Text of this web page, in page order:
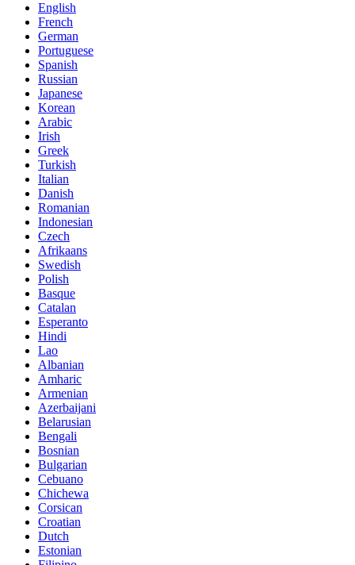
English
French
German
Portuguese
Spanish
Russian
Japanese
Korean
Arabic
Irish
Greek
Turkish
Italian
Danish
Romanian
Indonesian
Czech
Afrikaans
Swedish
Polish
Basque
Catalan
Esperanto
Hindi
Lao
Albanian
Amharic
Armenian
Azerbaijani
Belarusian
Bengali
Bosnian
Bulgarian
Cebuano
Chichewa
Corsican
Croatian
Dutch
Estonian